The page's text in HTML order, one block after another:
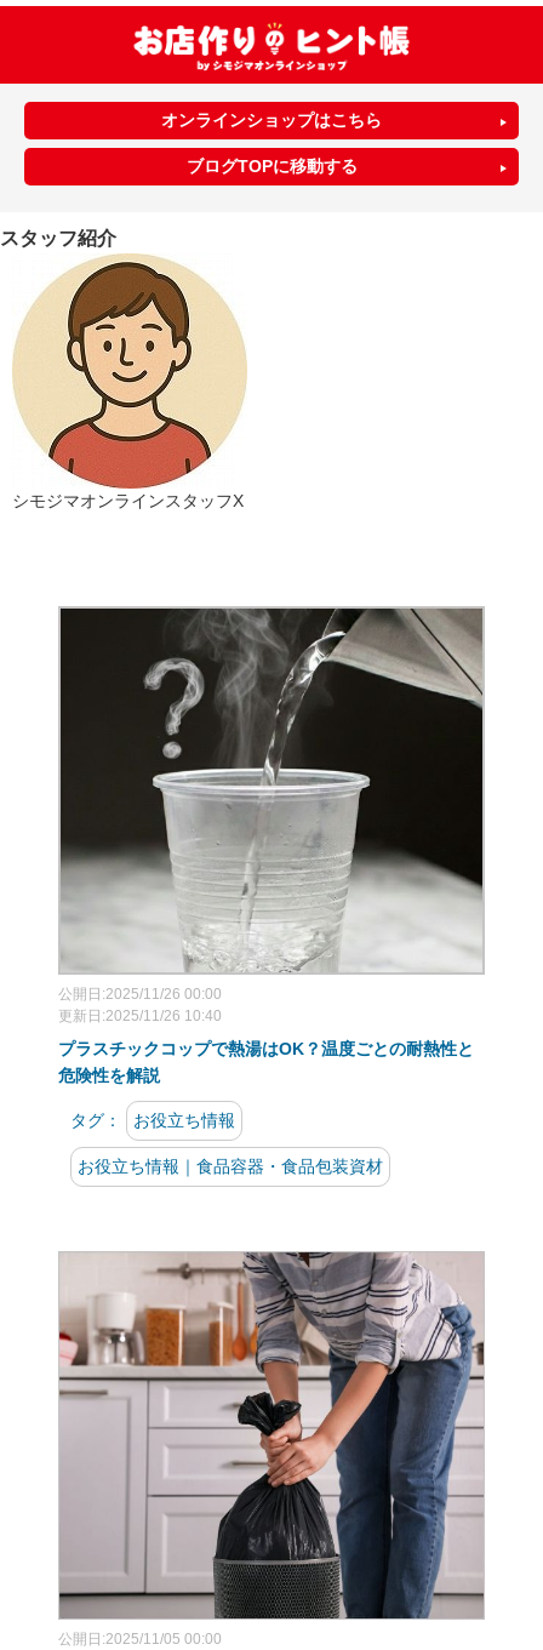
オンラインショップはこちら
ブログTOPに移動する
スタッフ紹介
シモジマオンラインスタッフX
公開日:2025/11/26 00:00
更新日:2025/11/26 10:40
プラスチックコップで熱湯はOK？温度ごとの耐熱性と
危険性を解説
タグ： お役立ち情報
お役立ち情報｜食品容器・食品包装資材
公開日:2025/11/05 00:00